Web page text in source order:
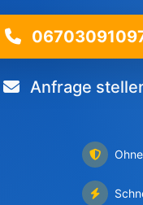
Anfrage